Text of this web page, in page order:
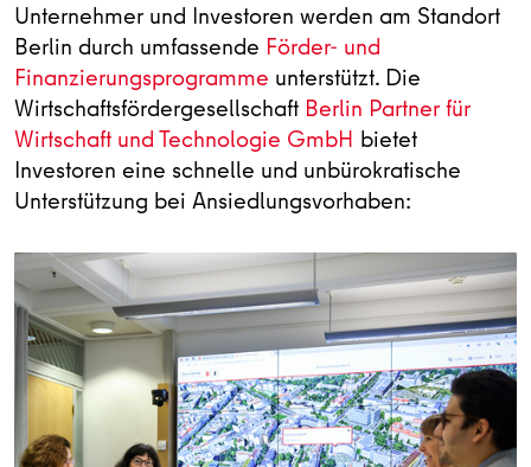
Unternehmer und Investoren werden am Standort
Berlin durch umfassende Förder- und
Finanzierungsprogramme unterstützt. Die
Wirtschaftsfördergesellschaft Berlin Partner für
Wirtschaft und Technologie GmbH bietet
Investoren eine schnelle und unbürokratische
Unterstützung bei Ansiedlungsvorhaben: